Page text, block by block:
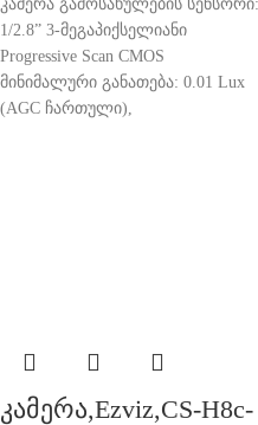
კამერა გამოსახულების სენსორი:
1/2.8” 3-მეგაპიქსელიანი
Progressive Scan CMOS
მინიმალური განათება: 0.01 Lux
(AGC ჩართული),
კამერა,Ezviz,CS-H8c-